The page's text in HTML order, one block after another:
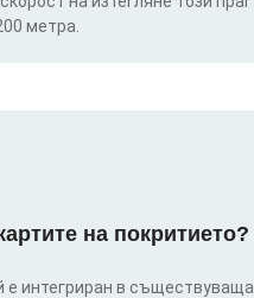
метра.
на покритието?
е интегриран в съществуваща